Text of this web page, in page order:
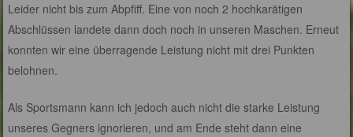
Leider nicht bis zum Abpfiff. Eine von noch 2 hochkarätigen
Abschlüssen landete dann doch noch in unseren Maschen. Erneut
konnten wir eine überragende Leistung nicht mit drei Punkten
belohnen.
Als Sportsmann kann ich jedoch auch nicht die starke Leistung
unseres Gegners ignorieren, und am Ende steht dann eine